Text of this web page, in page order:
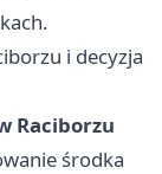
i decyzja
Raciborzu
środka